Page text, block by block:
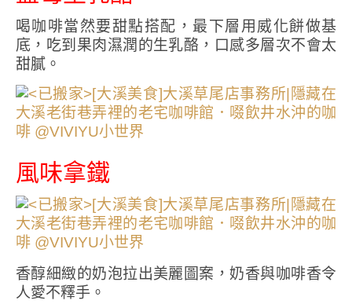
喝咖啡當然要甜點搭配，最下層用威化餅做基
底，吃到果肉濕潤的生乳酪，口感多層次不會太
甜膩。
風味拿鐵
香醇細緻的奶泡拉出美麗圖案，奶香與咖啡香令
人愛不釋手。